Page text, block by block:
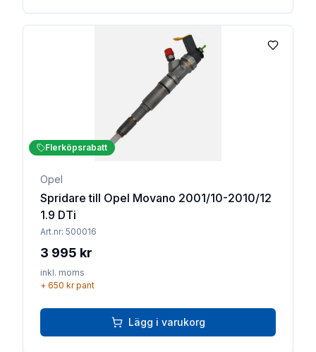
Lägg till
Flerköpsrabatt
Opel
Spridare till Opel Movano 2001/10-2010/12
1.9 DTi
Art.nr: 500016
3 995 kr
inkl. moms
+ 650 krpant
Lägg i varukorg